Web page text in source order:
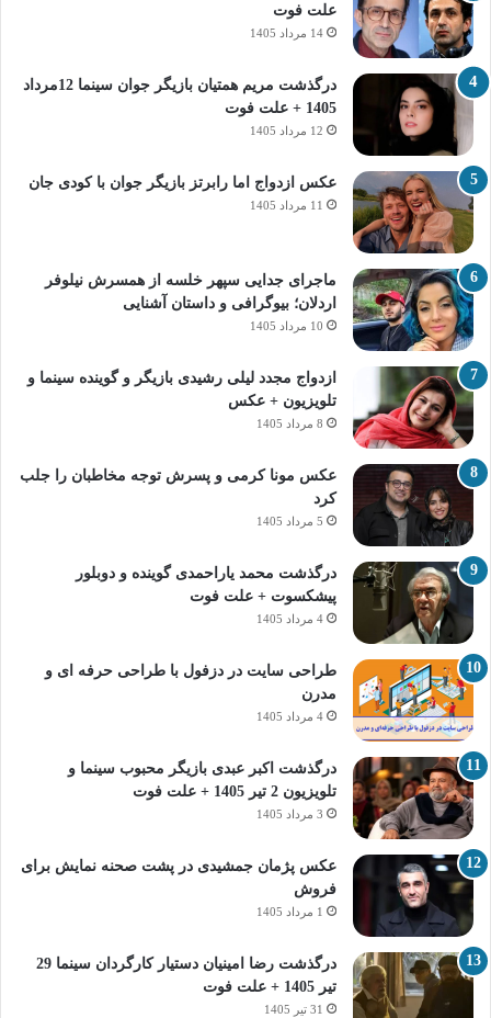
علت فوت
14 مرداد 1405
درگذشت مریم همتیان بازیگر جوان سینما 12مرداد
1405 + علت فوت
12 مرداد 1405
عکس ازدواج اما رابرتز بازیگر جوان با کودی جان
11 مرداد 1405
ماجرای جدایی سپهر خلسه از همسرش نیلوفر
اردلان؛ بیوگرافی و داستان آشنایی
10 مرداد 1405
ازدواج مجدد لیلی رشیدی بازیگر و گوینده سینما و
تلویزیون + عکس
8 مرداد 1405
عکس مونا کرمی و پسرش توجه مخاطبان را جلب
کرد
5 مرداد 1405
درگذشت محمد یاراحمدی گوینده و دوبلور
پیشکسوت + علت فوت
4 مرداد 1405
طراحی سایت در دزفول با طراحی حرفه‌ ای و
مدرن
4 مرداد 1405
درگذشت اکبر عبدی بازیگر محبوب سینما و
تلویزیون 2 تیر 1405 + علت فوت
3 مرداد 1405
عکس پژمان جمشیدی در پشت صحنه نمایش برای
فروش
1 مرداد 1405
درگذشت رضا امینیان دستیار کارگردان سینما 29
تیر 1405 + علت فوت
31 تیر 1405